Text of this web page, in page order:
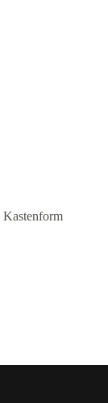
Kastenform